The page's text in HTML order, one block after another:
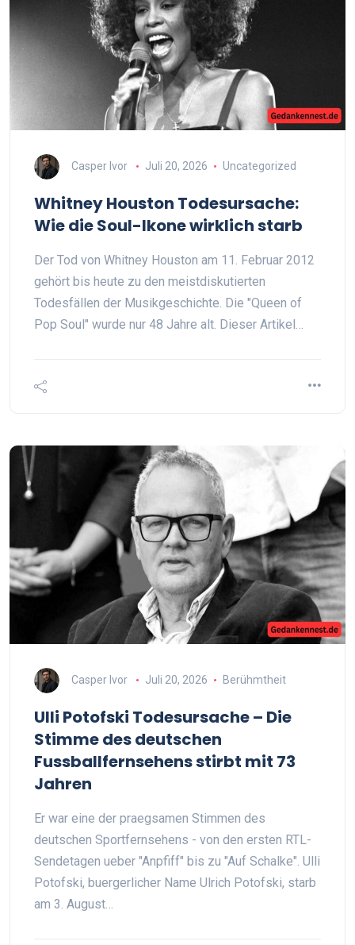
Casper Ivor Juli 20, 2026 Uncategorized
Whitney Houston Todesursache:
Wie die Soul-Ikone wirklich starb
Der Tod von Whitney Houston am 11. Februar 2012
gehört bis heute zu den meistdiskutierten
Todesfällen der Musikgeschichte. Die "Queen of
Pop Soul" wurde nur 48 Jahre alt. Dieser Artikel…
Casper Ivor Juli 20, 2026 Berühmtheit
Ulli Potofski Todesursache – Die
Stimme des deutschen
Fussballfernsehens stirbt mit 73
Jahren
Er war eine der praegsamen Stimmen des
deutschen Sportfernsehens - von den ersten RTL-
Sendetagen ueber "Anpfiff" bis zu "Auf Schalke". Ulli
Potofski, buergerlicher Name Ulrich Potofski, starb
am 3. August…